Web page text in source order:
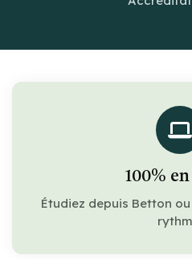
100%
Étudiez depuis Betton